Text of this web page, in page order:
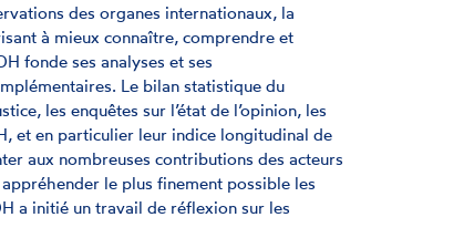
des organes internationaux, la
à mieux connaître, comprendre et
fonde ses analyses et ses
Le bilan statistique du
les enquêtes sur l’état de l’opinion, les
et en particulier leur indice longitudinal de
aux nombreuses contributions des acteurs
le plus finement possible les
a initié un travail de réflexion sur les